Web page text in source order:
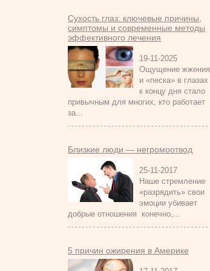
Сухость глаз: ключевые причины,
симптомы и современные методы
эффективного лечения
19-11-2025
Ощущение жжения
и «песка» в глазах
к концу дня стало
привычным для многих, кто работает
за...
Близкие люди — негромоотвод
25-11-2017
Наше стремление
«разрядить» свои
эмоции убивает
добрые отношения конечно,...
5 причин ожирения в Америке